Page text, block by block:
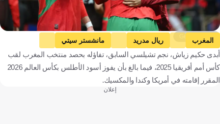
Getty Images
المغرب ريال مدريد
مانشستر سيتي
دوري أبطال أوروبا
الدوري الاحتياطي الممتاز 1
كيليان مبابي
حكيم زيياش
المغرب إسبانيا إنجلترا فرنسا كرة قدم
أبدى حكيم زياش، نجم تشيلسي السابق، تفاؤله بحصد منتخب المغرب لقب
كأس أمم أفريقيا 2025، فيما بالغ بأن يفوز أسود الأطلس بكأس العالم 2026
المقرر إقامته في أمريكا وكندا والمكسيك.
إعلان